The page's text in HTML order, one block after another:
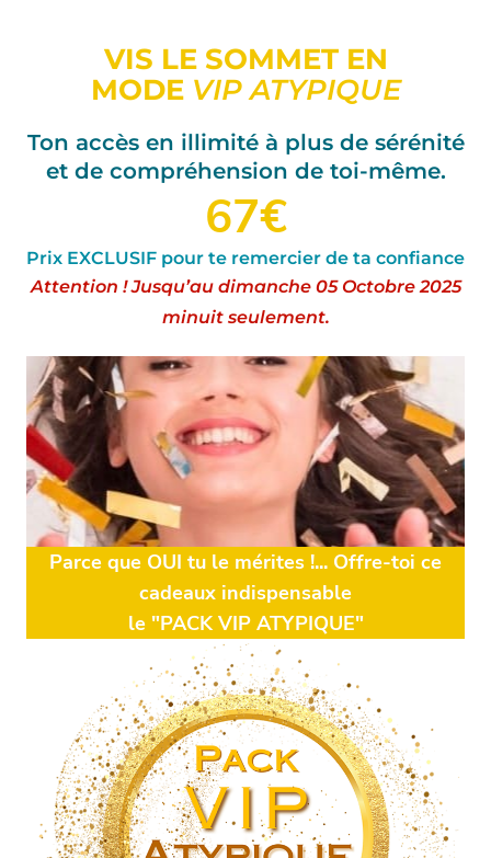
VIS LE SOMMET EN
MODE VIP ATYPIQUE
Ton accès en illimité à plus de sérénité
et de compréhension de toi-même.
67€
Prix EXCLUSIF pour te remercier de ta confiance
Attention ! Jusqu’au dimanche 05 Octobre 2025
minuit seulement.
Parce que OUI tu le mérites !... Offre-toi ce
cadeaux indispensable
le "PACK VIP ATYPIQUE"